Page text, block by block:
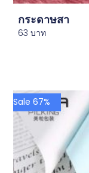
กระดาษสา
63บาท
Sale 67%